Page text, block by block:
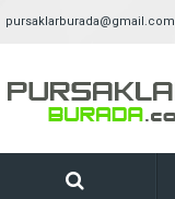
pursaklarburada@gmail.com